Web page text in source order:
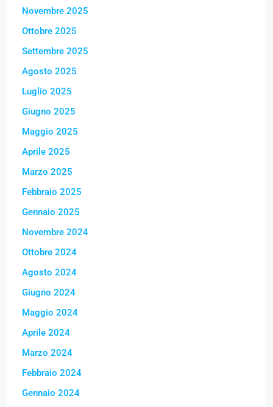
Novembre 2025
Ottobre 2025
Settembre 2025
Agosto 2025
Luglio 2025
Giugno 2025
Maggio 2025
Aprile 2025
Marzo 2025
Febbraio 2025
Gennaio 2025
Novembre 2024
Ottobre 2024
Agosto 2024
Giugno 2024
Maggio 2024
Aprile 2024
Marzo 2024
Febbraio 2024
Gennaio 2024